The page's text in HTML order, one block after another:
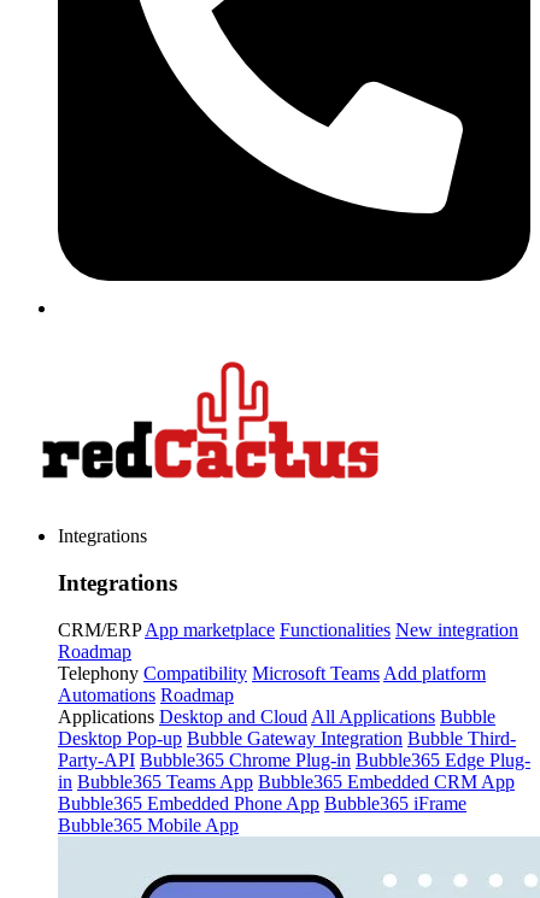
Integrations
Integrations
CRM/ERP App marketplace Functionalities New integration
Roadmap
Telephony Compatibility Microsoft Teams Add platform
Automations Roadmap
Applications Desktop and Cloud All Applications Bubble
Desktop Pop-up Bubble Gateway Integration Bubble Third-
Party-API Bubble365 Chrome Plug-in Bubble365 Edge Plug-
in Bubble365 Teams App Bubble365 Embedded CRM App
Bubble365 Embedded Phone App Bubble365 iFrame
Bubble365 Mobile App